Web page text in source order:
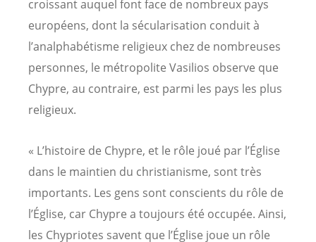
croissant auquel font face de nombreux pays
européens, dont la sécularisation conduit à
l’analphabétisme religieux chez de nombreuses
personnes, le métropolite Vasilios observe que
Chypre, au contraire, est parmi les pays les plus
religieux.
« L’histoire de Chypre, et le rôle joué par l’Église
dans le maintien du christianisme, sont très
importants. Les gens sont conscients du rôle de
l’Église, car Chypre a toujours été occupée. Ainsi,
les Chypriotes savent que l’Église joue un rôle